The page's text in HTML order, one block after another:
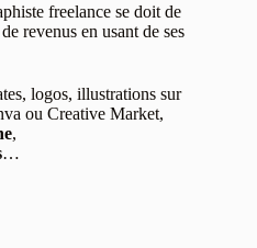
freelance se doit de
revenus en usant de ses
logos, illustrations sur
ou Creative Market,
,
…